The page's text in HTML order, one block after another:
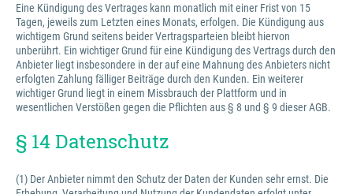
Eine Kündigung des Vertrages kann monatlich mit einer Frist von 15
Tagen, jeweils zum Letzten eines Monats, erfolgen. Die Kündigung aus
wichtigem Grund seitens beider Vertragsparteien bleibt hiervon
unberührt. Ein wichtiger Grund für eine Kündigung des Vertrags durch den
Anbieter liegt insbesondere in der auf eine Mahnung des Anbieters nicht
erfolgten Zahlung fälliger Beiträge durch den Kunden. Ein weiterer
wichtiger Grund liegt in einem Missbrauch der Plattform und in
wesentlichen Verstößen gegen die Pflichten aus § 8 und § 9 dieser AGB.
§ 14 Datenschutz
(1) Der Anbieter nimmt den Schutz der Daten der Kunden sehr ernst. Die